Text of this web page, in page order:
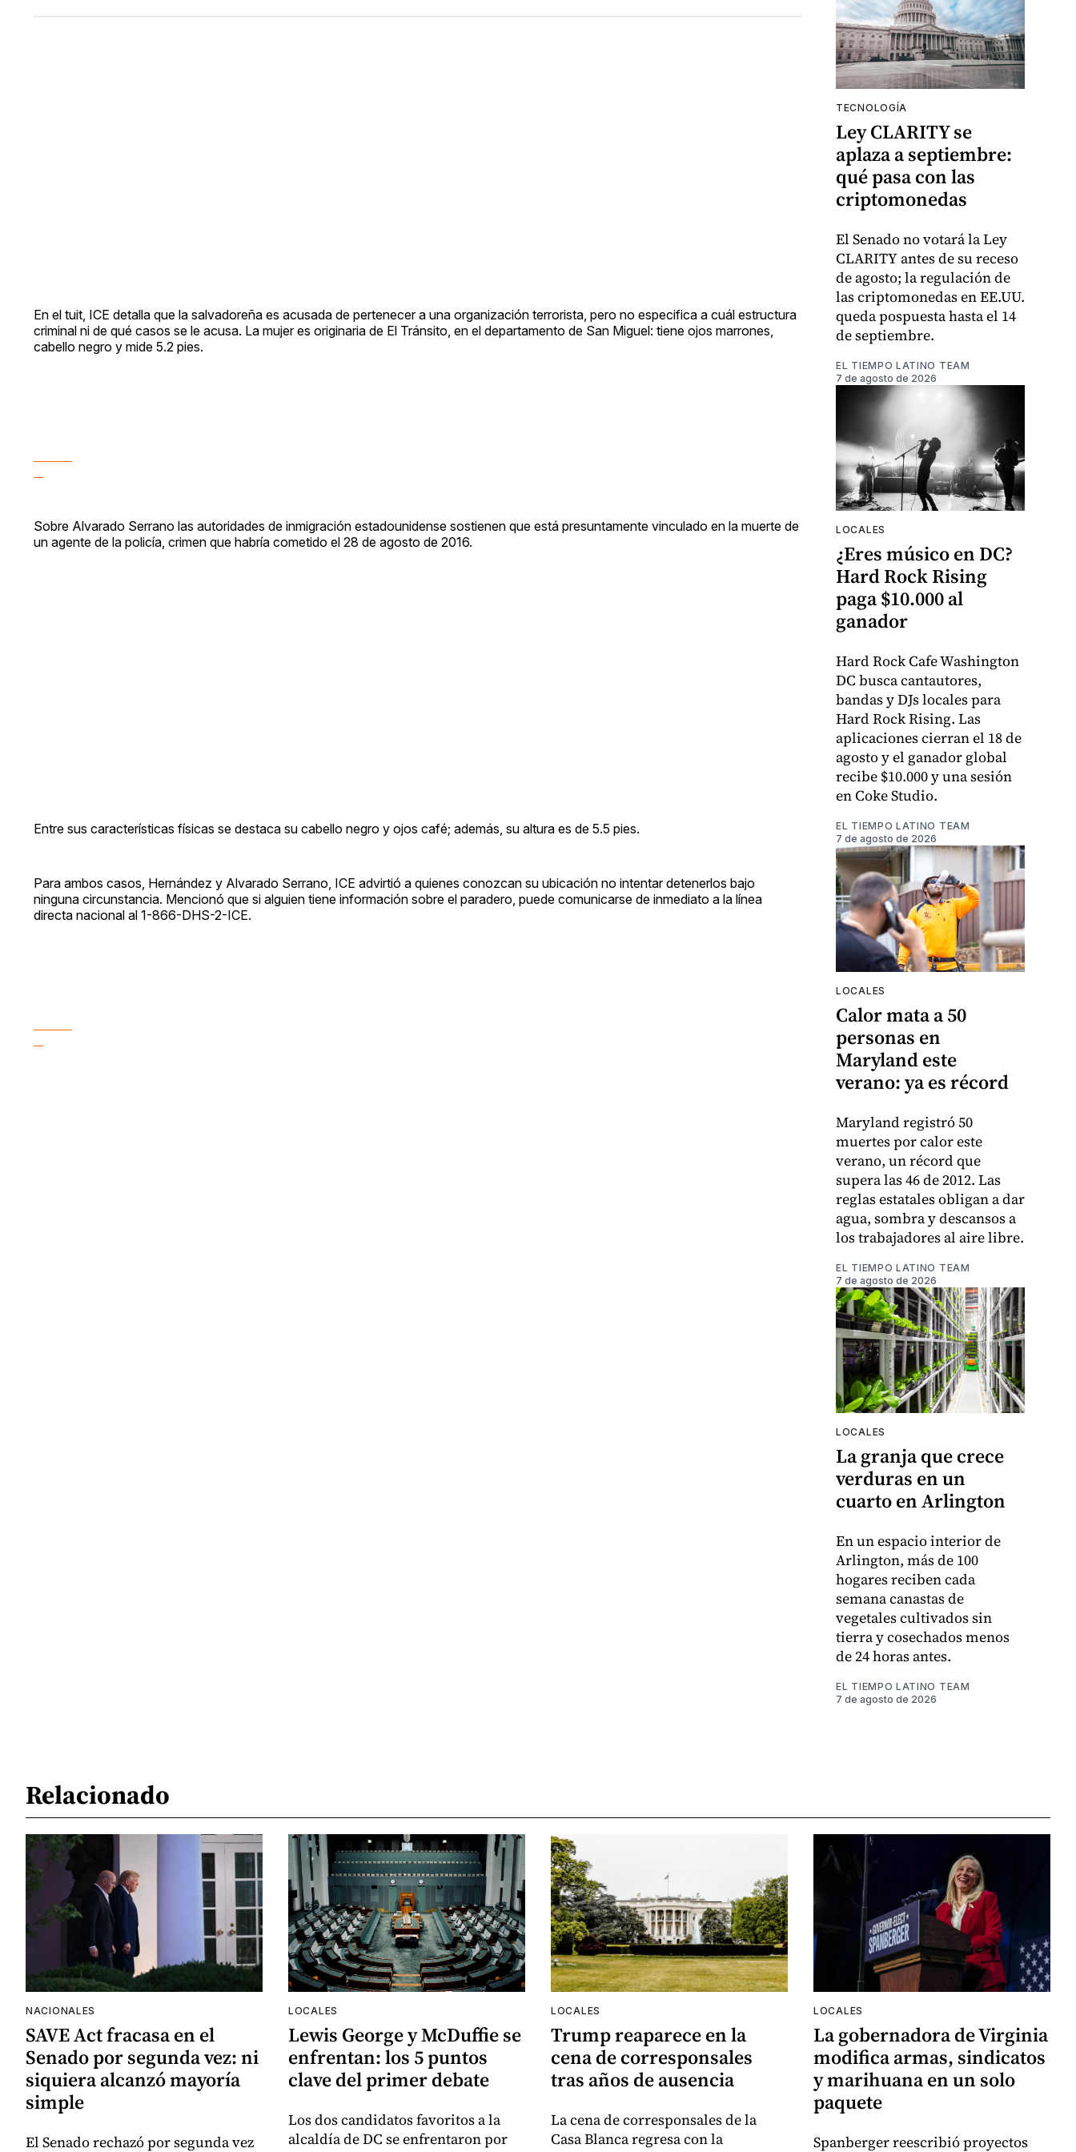
En el tuit, ICE detalla que la salvadoreña es acusada de pertenecer a una organización terrorista, pero no especifica a cuál estructura
criminal ni de qué casos se le acusa. La mujer es originaria de El Tránsito, en el departamento de San Miguel: tiene ojos marrones,
cabello negro y mide 5.2 pies.
Sobre Alvarado Serrano las autoridades de inmigración estadounidense sostienen que está presuntamente vinculado en la muerte de
un agente de la policía, crimen que habría cometido el 28 de agosto de 2016.
Entre sus características físicas se destaca su cabello negro y ojos café; además, su altura es de 5.5 pies.
Para ambos casos, Hernández y Alvarado Serrano, ICE advirtió a quienes conozcan su ubicación no intentar detenerlos bajo
ninguna circunstancia. Mencionó que si alguien tiene información sobre el paradero, puede comunicarse de inmediato a la línea
directa nacional al 1-866-DHS-2-ICE.
TECNOLOGÍA
Ley CLARITY se
aplaza a septiembre:
qué pasa con las
criptomonedas
El Senado no votará la Ley
CLARITY antes de su receso
de agosto; la regulación de
las criptomonedas en EE.UU.
queda pospuesta hasta el 14
de septiembre.
EL TIEMPO LATINO TEAM
7 de agosto de 2026
LOCALES
¿Eres músico en DC?
Hard Rock Rising
paga $10.000 al
ganador
Hard Rock Cafe Washington
DC busca cantautores,
bandas y DJs locales para
Hard Rock Rising. Las
aplicaciones cierran el 18 de
agosto y el ganador global
recibe $10.000 y una sesión
en Coke Studio.
EL TIEMPO LATINO TEAM
7 de agosto de 2026
LOCALES
Calor mata a 50
personas en
Maryland este
verano: ya es récord
Maryland registró 50
muertes por calor este
verano, un récord que
supera las 46 de 2012. Las
reglas estatales obligan a dar
agua, sombra y descansos a
los trabajadores al aire libre.
EL TIEMPO LATINO TEAM
7 de agosto de 2026
LOCALES
La granja que crece
verduras en un
cuarto en Arlington
En un espacio interior de
Arlington, más de 100
hogares reciben cada
semana canastas de
vegetales cultivados sin
tierra y cosechados menos
de 24 horas antes.
EL TIEMPO LATINO TEAM
7 de agosto de 2026
Relacionado
NACIONALES
SAVE Act fracasa en el
Senado por segunda vez: ni
siquiera alcanzó mayoría
simple
El Senado rechazó por segunda vez
LOCALES
Lewis George y McDuffie se
enfrentan: los 5 puntos
clave del primer debate
Los dos candidatos favoritos a la
alcaldía de DC se enfrentaron por
LOCALES
Trump reaparece en la
cena de corresponsales
tras años de ausencia
La cena de corresponsales de la
Casa Blanca regresa con la
LOCALES
La gobernadora de Virginia
modifica armas, sindicatos
y marihuana en un solo
paquete
Spanberger reescribió proyectos